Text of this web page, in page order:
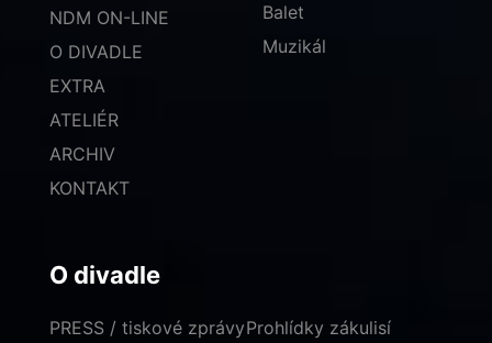
NDM ON-LINE
O DIVADLE
EXTRA
ATELIÉR
ARCHIV
KONTAKT
Balet
Muzikál
O divadle
PRESS / tiskové zprávyProhlídky zákulisí